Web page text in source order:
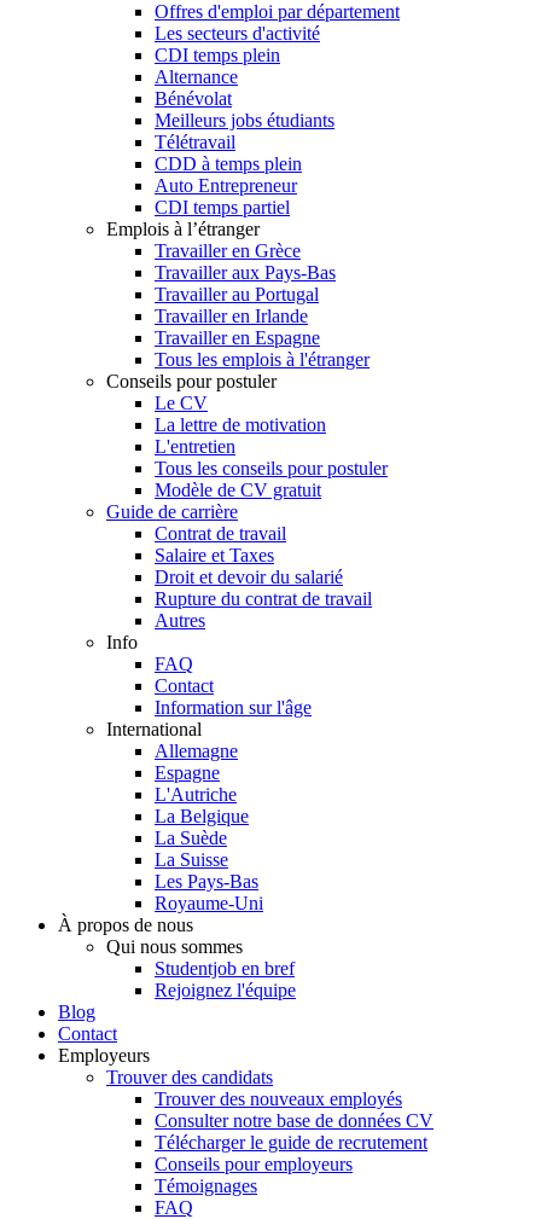
Offres d'emploi par département
Les secteurs d'activité
CDI temps plein
Alternance
Bénévolat
Meilleurs jobs étudiants
Télétravail
CDD à temps plein
Auto Entrepreneur
CDI temps partiel
Emplois à l’étranger
Travailler en Grèce
Travailler aux Pays-Bas
Travailler au Portugal
Travailler en Irlande
Travailler en Espagne
Tous les emplois à l'étranger
Conseils pour postuler
Le CV
La lettre de motivation
L'entretien
Tous les conseils pour postuler
Modèle de CV gratuit
Guide de carrière
Contrat de travail
Salaire et Taxes
Droit et devoir du salarié
Rupture du contrat de travail
Autres
Info
FAQ
Contact
Information sur l'âge
International
Allemagne
Espagne
L'Autriche
La Belgique
La Suède
La Suisse
Les Pays-Bas
Royaume-Uni
À propos de nous
Qui nous sommes
Studentjob en bref
Rejoignez l'équipe
Blog
Contact
Employeurs
Trouver des candidats
Trouver des nouveaux employés
Consulter notre base de données CV
Télécharger le guide de recrutement
Conseils pour employeurs
Témoignages
FAQ